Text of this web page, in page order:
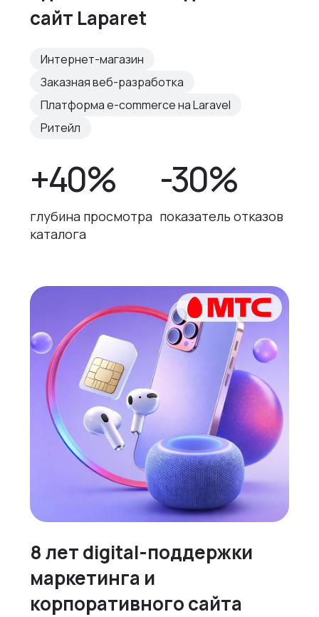
сайт Laparet
Интернет-магазин
Заказная веб-разработка
Платформа e-commerce на Laravel
Ритейл
+40%
глубина просмотра
каталога
-30%
показатель отказов
8 лет digital-поддержки
маркетинга и
корпоративного сайта